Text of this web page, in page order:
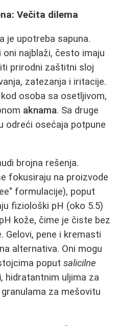
Večita dilema
je upotreba sapuna.
oni najblaži, često imaju
prirodni zaštitni sloj
zatezanja i iritacije.
osoba sa osetljivom,
aknama. Sa druge
odreći osećaja potpune
brojna rešenja.
fokusiraju na proizvode
formulacije), poput
fiziološki pH (oko 5.5)
kože, čime je čiste bez
Gelovi, pene i kremasti
alternativa. Oni mogu
poput salicilne
, hidratantnim uljima za
za mešovitu